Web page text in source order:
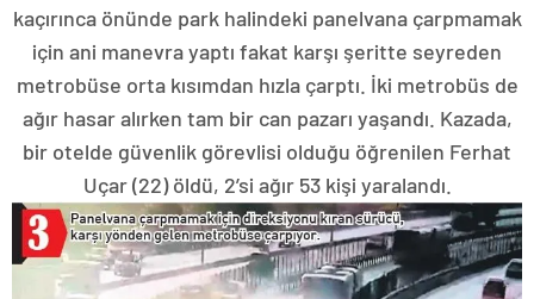
kaçırınca önünde park halindeki panelvana çarpmamak
için ani manevra yaptı fakat karşı şeritte seyreden
metrobüse orta kısımdan hızla çarptı. İki metrobüs de
ağır hasar alırken tam bir can pazarı yaşandı. Kazada,
bir otelde güvenlik görevlisi olduğu öğrenilen Ferhat
Uçar (22) öldü, 2’si ağır 53 kişi yaralandı.